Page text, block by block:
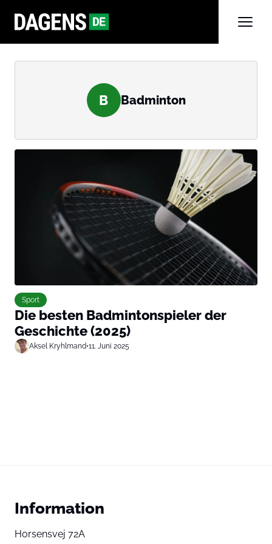
B Badminton
Sport
Die besten Badmintonspieler der
Geschichte (2025)
Aksel Kryhlmand•11. Juni 2025
Information
Horsensvej 72A